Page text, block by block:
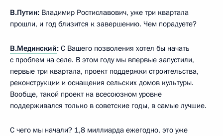
В.Путин: Владимир Ростиславович, уже три квартала
прошли, и год близится к завершению. Чем порадуете?
В.Мединский: С Вашего позволения хотел бы начать
с проблем на селе. В этом году мы впервые запустили,
первые три квартала, проект поддержки строительства,
реконструкции и оснащения сельских домов культуры.
Вообще, такой проект на всесоюзном уровне
поддерживался только в советские годы, в самые лучшие.
С чего мы начали? 1,8 миллиарда ежегодно, это уже